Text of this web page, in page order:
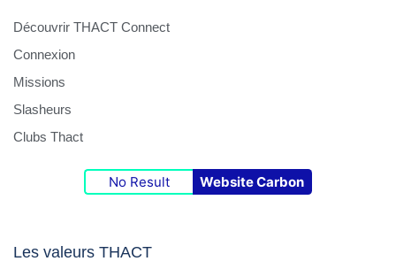
Découvrir THACT Connect
Connexion
Missions
Slasheurs
Clubs Thact
No Result Website Carbon
Les valeurs THACT